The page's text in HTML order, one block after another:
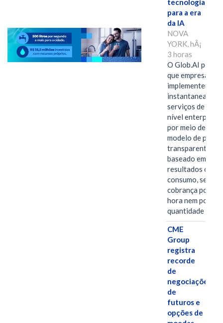
tecnologia
para a era
da IA
NOVA
YORK, hÃ¡
3 horas
O Glob.AI
que empresas
implementem
serviços de IA de
nível enterprise
por meio de um
modelo de
transparente,
baseado em
resultados ou
consumo, sem
cobrança por
hora nem por
quantidade de…
CME
Group
registra
recorde
de
negociações
de
futuros e
opções de